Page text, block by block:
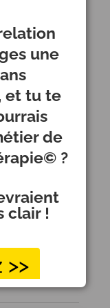
je la
est
de jolis
que le
!
plus sur
une
et tu te
de
?
clair !
>>